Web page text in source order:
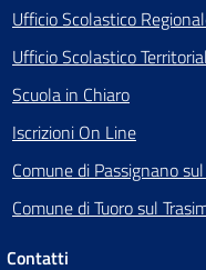
Ufficio Scolastico
Ufficio Scolastico
Scuola in Chiaro
Iscrizioni On Line
Comune di Passignano
Comune di Tuoro sul
Contatti